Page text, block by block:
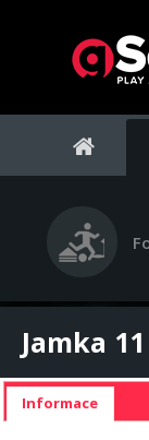
Jamka
Informace